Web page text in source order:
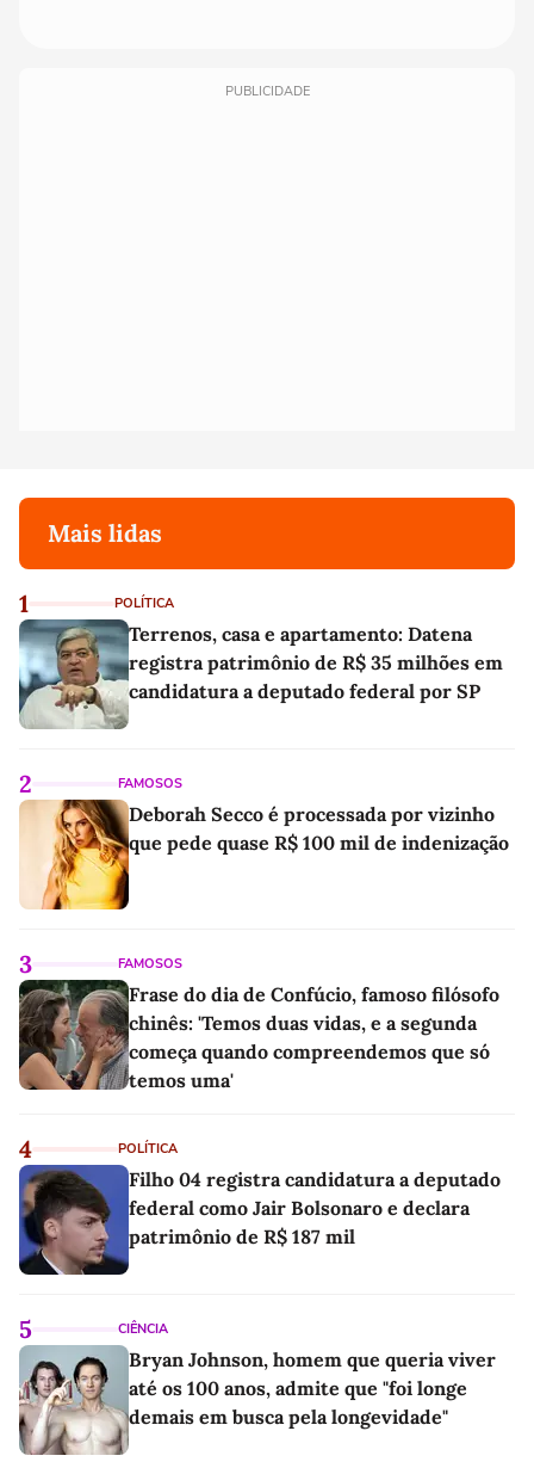
PUBLICIDADE
Mais lidas
1 POLÍTICA
Terrenos, casa e apartamento: Datena
registra patrimônio de R$ 35 milhões em
candidatura a deputado federal por SP
2 FAMOSOS
Deborah Secco é processada por vizinho
que pede quase R$ 100 mil de indenização
3 FAMOSOS
Frase do dia de Confúcio, famoso filósofo
chinês: 'Temos duas vidas, e a segunda
começa quando compreendemos que só
temos uma'
4 POLÍTICA
Filho 04 registra candidatura a deputado
federal como Jair Bolsonaro e declara
patrimônio de R$ 187 mil
5 CIÊNCIA
Bryan Johnson, homem que queria viver
até os 100 anos, admite que "foi longe
demais em busca pela longevidade"